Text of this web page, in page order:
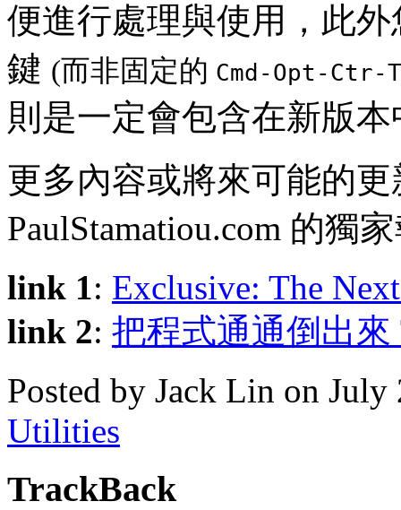
便進行處理與使用，此
鍵 (而非固定的 Cmd-Opt-Ctr-T
則是一定會包含在新版本
更多內容或將來可能的
PaulStamatiou.com 的獨
link 1: Exclusive: The
link 2: 把程式通通倒出來
Posted by Jack Lin on
Utilities
TrackBack